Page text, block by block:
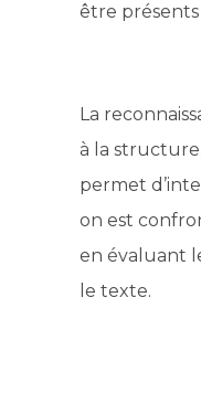
être présents
La
à la
permet
on est
en évaluant
le texte.